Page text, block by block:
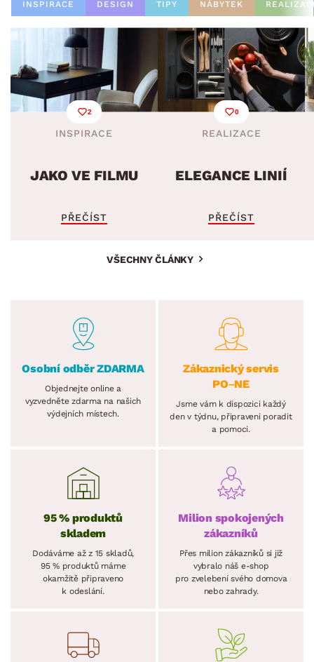
INSPIRACE DESIGN TIPY NÁBYTEK
2
INSPIRACE
JAKO VE FILMU
PŘEČÍST
0
REALIZACE
ELEGANCE LINIÍ
PŘEČÍST
VŠECHNY ČLÁNKY
Osobní odběr ZDARMA
Objednejte online a
vyzvedněte zdarma na našich
výdejních místech.
Zákaznický servis
PO–NE
Jsme vám k dispozici každý
den v týdnu, připraveni poradit
a pomoci.
95 % produktů
skladem
Dodáváme až z 15 skladů,
95 % produktů máme
okamžitě připraveno
k odeslání.
Milion spokojených
zákazníků
Přes milion zákazníků si již
vybralo náš e-shop
pro zvelebení svého domova
nebo zahrady.